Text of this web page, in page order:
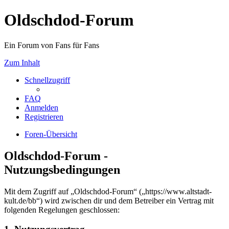
Oldschdod-Forum
Ein Forum von Fans für Fans
Zum Inhalt
Schnellzugriff
FAQ
Anmelden
Registrieren
Foren-Übersicht
Oldschdod-Forum -
Nutzungsbedingungen
Mit dem Zugriff auf „Oldschdod-Forum“ („https://www.altstadt-
kult.de/bb“) wird zwischen dir und dem Betreiber ein Vertrag mit
folgenden Regelungen geschlossen: